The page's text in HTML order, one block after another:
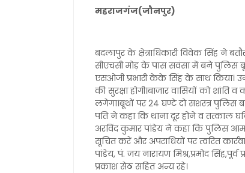
महराजगंज(जौनपुर)
बदलापुर के क्षेत्राधिकारी विवेक सिंह ने
सीएचसी मोड़ के पास सवंसा में बने पुलिस
एसओजी प्रभारी केके सिंह के साथ किया।
की सुरक्षा होगी।बाजार वासियों को
लगेगा।बूथों पर 24 घण्टे दो सशस्त्र पुलिस
पति ने कहा कि थाना दूर होने व तत्काल
अरविंद कुमार पांडेय ने कहा कि पुलिस
सूचित करें और अपराधियों पर त्वरित
पांडेय, पं. जय नारायण मिश्र,प्रमोद
प्रकाश सेठ सहित अन्य रहे।